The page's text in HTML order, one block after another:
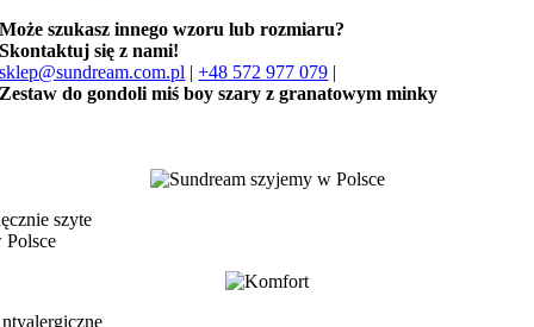
Może szukasz innego wzoru lub rozmiaru?
Skontaktuj się z nami!
sklep@sundream.com.pl |+48 572 977 079 |
Zestaw do gondoli miś boy szary z granatowym minky
szyte
Polsce